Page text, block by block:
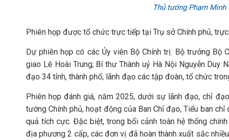
Thủ tướng Phạm
Phiên họp được tổ chức trực tiếp tại Trụ sở Chính phủ,
Dự phiên họp có các Ủy viên Bộ Chính trị: Bộ trưởng Bộ
giao Lê Hoài Trung; Bí thư Thành uỷ Hà Nội Nguyễn Duy
đạo 34 tỉnh, thành phố; lãnh đạo các tập đoàn, tổ chức
Phiên họp đánh giá, năm 2025, dưới sự lãnh đạo, chỉ
tướng Chính phủ, hoạt động của Ban Chỉ đạo, Tiểu ban
quả tích cực. Đặc biệt, trong bối cảnh toàn hệ thống
địa phương 2 cấp, các đơn vị đã hoàn thành xuất sắc